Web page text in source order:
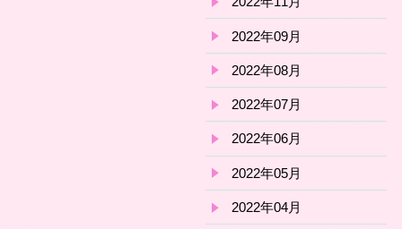
2022年09月
2022年08月
2022年07月
2022年06月
2022年05月
2022年04月